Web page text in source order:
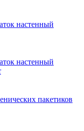
настенный
настенный
пакетиков